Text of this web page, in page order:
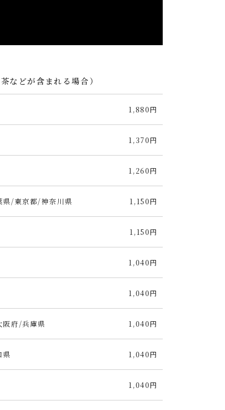
などが含まれる場合）
1,880円
1,370円
1,260円
/東京都/神奈川県 1,150円
1,150円
1,040円
1,040円
府/兵庫県 1,040円
県 1,040円
1,040円